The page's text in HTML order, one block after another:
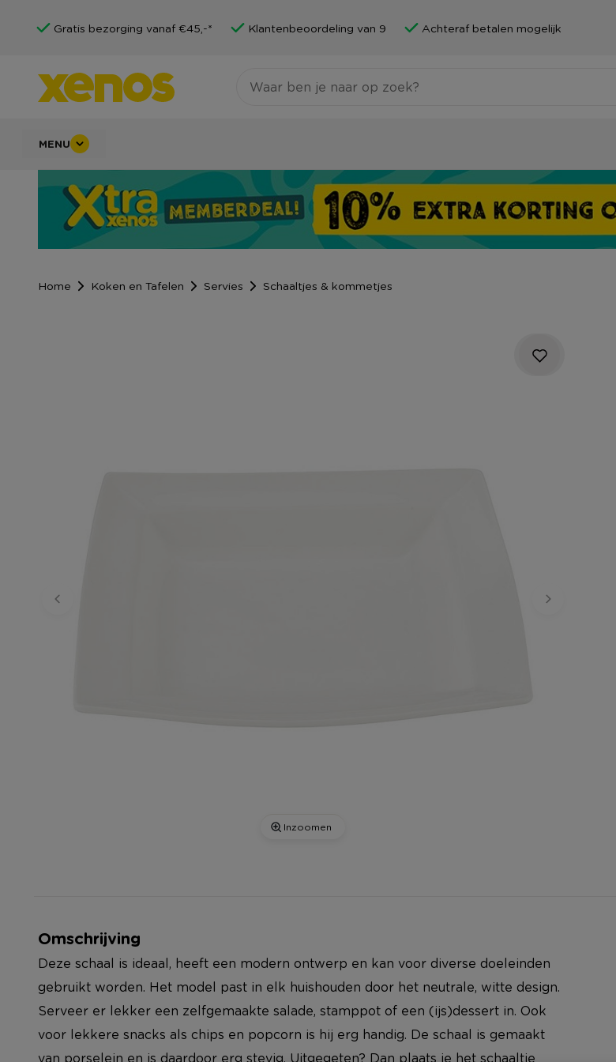
Gratis bezorging vanaf €45,-* Klantenbeoordeling van 9 Achteraf betalen mogelijk
MENU
Home Koken en Tafelen Servies Schaaltjes & kommetjes
Inzoomen
Omschrijving
Deze schaal is ideaal, heeft een modern ontwerp en kan voor diverse doeleinden
gebruikt worden. Het model past in elk huishouden door het neutrale, witte design.
Serveer er lekker een zelfgemaakte salade, stamppot of een (ijs)dessert in. Ook
voor lekkere snacks als chips en popcorn is hij erg handig. De schaal is gemaakt
van porselein en is daardoor erg stevig. Uitgegeten? Dan plaats je het schaaltje